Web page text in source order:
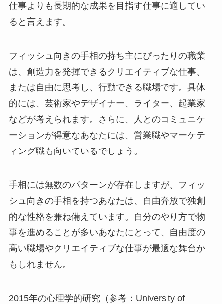
仕事よりも長期的な成果を目指す仕事に適してい
ると言えます。
フィッシュ向きの手相の持ち主にぴったりの職業
は、創造力を発揮できるクリエイティブな仕事、
または自由に思考し、行動できる職場です。具体
的には、芸術家やデザイナー、ライター、起業家
などが考えられます。さらに、人とのコミュニケ
ーションが得意なあなたには、営業職やマーケテ
ィング職も向いているでしょう。
手相には無数のパターンが存在しますが、フィッ
シュ向きの手相を持つあなたは、自由奔放で独創
的な性格を兼ね備えています。自分のやり方で物
事を進めることが多いあなたにとって、自由度の
高い職場やクリエイティブな仕事が最適な舞台か
もしれません。
2015年の心理学的研究（参考：University of